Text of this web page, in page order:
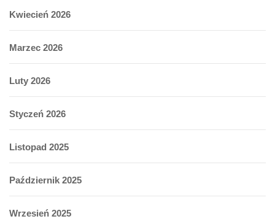
Kwiecień 2026
Marzec 2026
Luty 2026
Styczeń 2026
Listopad 2025
Październik 2025
Wrzesień 2025